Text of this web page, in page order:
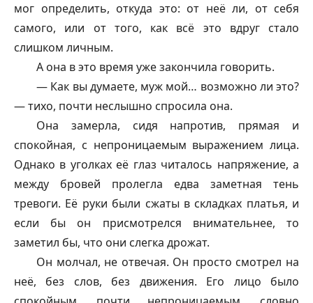
мог определить, откуда это: от неё ли, от себя
самого, или от того, как всё это вдруг стало
слишком личным.
А она в это время уже закончила говорить.
— Как вы думаете, муж мой… возможно ли это?
— тихо, почти неслышно спросила она.
Она замерла, сидя напротив, прямая и
спокойная, с непроницаемым выражением лица.
Однако в уголках её глаз читалось напряжение, а
между бровей пролегла едва заметная тень
тревоги. Её руки были сжаты в складках платья, и
если бы он присмотрелся внимательнее, то
заметил бы, что они слегка дрожат.
Он молчал, не отвечая. Он просто смотрел на
неё, без слов, без движения. Его лицо было